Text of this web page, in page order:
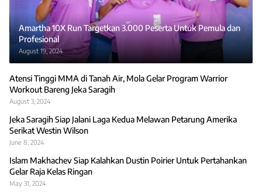
Amartha 10X Run Targetkan 3.000 Peserta Untuk Pemula dan
Profesional
August 19, 2024
Atensi Tinggi MMA di Tanah Air, Mola Gelar Program Warrior
Workout Bareng Jeka Saragih
August 3, 2024
Jeka Saragih Siap Jalani Laga Kedua Melawan Petarung Amerika
Serikat Westin Wilson
June 8, 2024
Islam Makhachev Siap Kalahkan Dustin Poirier Untuk Pertahankan
Gelar Raja Kelas Ringan
May 31, 2024